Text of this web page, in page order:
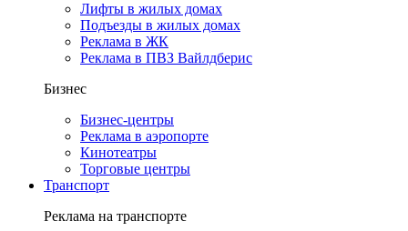
Лифты в жилых домах
Подъезды в жилых домах
Реклама в ЖК
Реклама в ПВЗ Вайлдберис
Бизнес
Бизнес-центры
Реклама в аэропорте
Кинотеатры
Торговые центры
Транспорт
Реклама на транспорте